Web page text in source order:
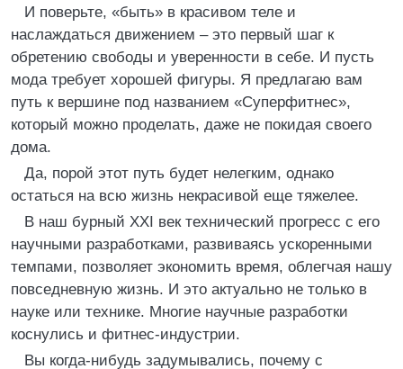
И поверьте, «быть» в красивом теле и
наслаждаться движением – это первый шаг к
обретению свободы и уверенности в себе. И пусть
мода требует хорошей фигуры. Я предлагаю вам
путь к вершине под названием «Суперфитнес»,
который можно проделать, даже не покидая своего
дома.
Да, порой этот путь будет нелегким, однако
остаться на всю жизнь некрасивой еще тяжелее.
В наш бурный XXI век технический прогресс с его
научными разработками, развиваясь ускоренными
темпами, позволяет экономить время, облегчая нашу
повседневную жизнь. И это актуально не только в
науке или технике. Многие научные разработки
коснулись и фитнес-индустрии.
Вы когда-нибудь задумывались, почему с